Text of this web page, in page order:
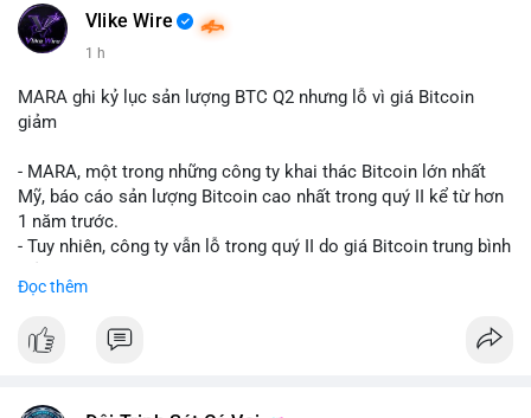
#vlikevn #titanbot
📰 Nguồn: CoinDesk
Vlike Wire
1 h
MARA ghi kỷ lục sản lượng BTC Q2 nhưng lỗ vì giá Bitcoin
giảm
- MARA, một trong những công ty khai thác Bitcoin lớn nhất
Mỹ, báo cáo sản lượng Bitcoin cao nhất trong quý II kể từ hơn
1 năm trước.
- Tuy nhiên, công ty vẫn lỗ trong quý II do giá Bitcoin trung bình
- Sự tăng sản lượng không đủ bù đắp cho sự suy giảm giá trị
Đọc thêm